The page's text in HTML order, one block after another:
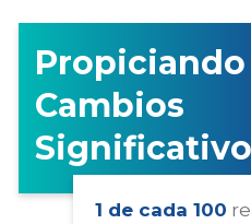
Propiciando
Cambios
1 de cada 100